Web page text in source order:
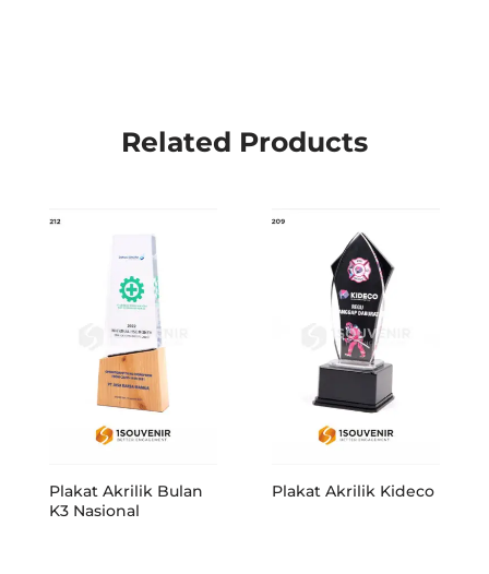
Related Products
Plakat Akrilik Bulan
K3 Nasional
Plakat Akrilik Kideco